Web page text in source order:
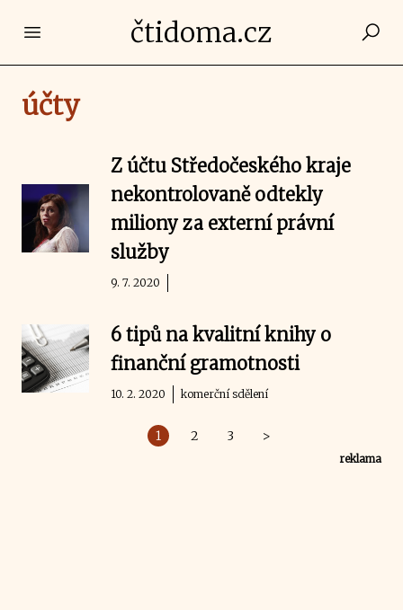
Open main menučtidoma.cz
účty
Z účtu Středočeského kraje
nekontrolovaně odtekly
miliony za externí právní
služby
9. 7. 2020
6 tipů na kvalitní knihy o
finanční gramotnosti
10. 2. 2020 komerční sdělení
1 2 3 >
reklama